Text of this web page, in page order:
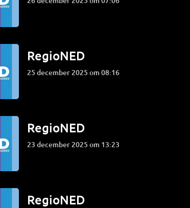
RegioNED
25 december 2025 om 08:16
RegioNED
23 december 2025 om 13:23
RegioNED